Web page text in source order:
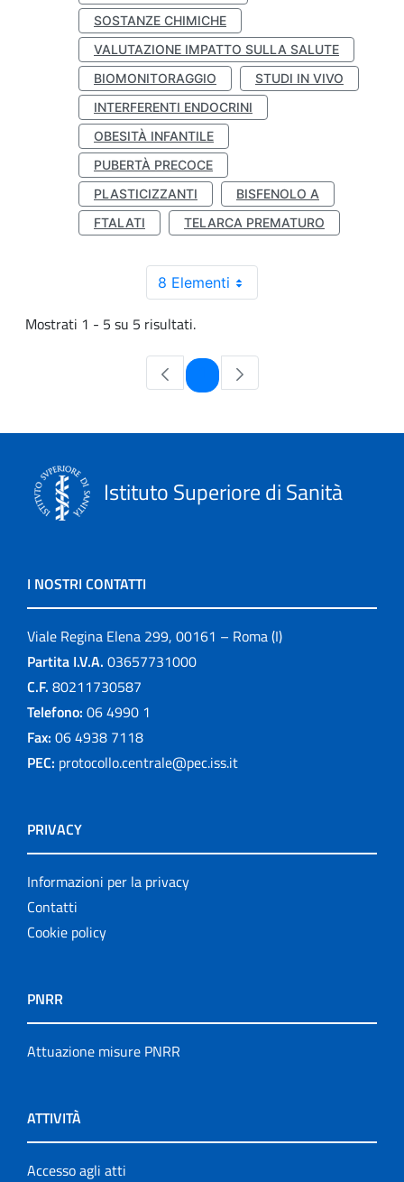
SOSTANZE CHIMICHE
VALUTAZIONE IMPATTO SULLA SALUTE
BIOMONITORAGGIO
STUDI IN VIVO
INTERFERENTI ENDOCRINI
OBESITÀ INFANTILE
PUBERTÀ PRECOCE
PLASTICIZZANTI
BISFENOLO A
FTALATI
TELARCA PREMATURO
8 Elementi
Mostrati 1 - 5 su 5 risultati.
Pagina
Istituto Superiore di Sanità
I NOSTRI CONTATTI
Viale Regina Elena 299, 00161 – Roma (I)
Partita I.V.A. 03657731000
C.F. 80211730587
Telefono: 06 4990 1
Fax: 06 4938 7118
PEC: protocollo.centrale@pec.iss.it
PRIVACY
Informazioni per la privacy
Contatti
Cookie policy
PNRR
Attuazione misure PNRR
ATTIVITÀ
Accesso agli atti